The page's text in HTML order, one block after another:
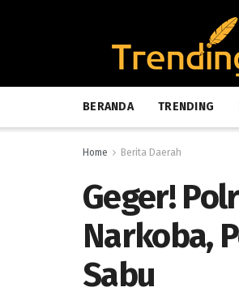
BERANDA TRENDING
Home Berita Daerah
Geger!
Narkoba,
Sabu